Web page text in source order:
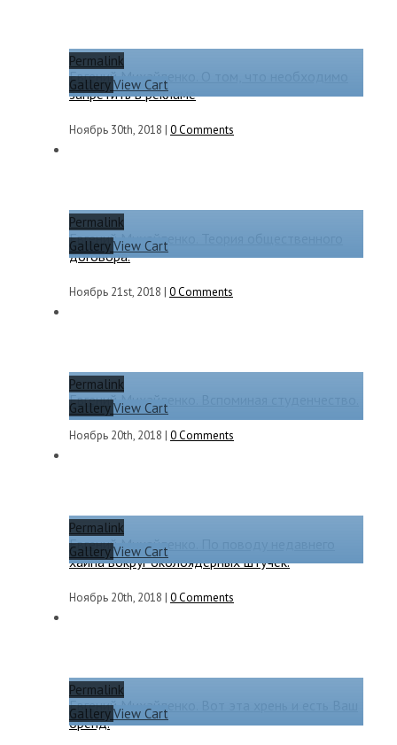
Permalink
GalleryView Cart
Евгений Михайленко. О том, что необходимо
запретить в рекламе
Ноябрь 30th, 2018 | 0 Comments
Permalink
GalleryView Cart
Евгений Михайленко. Теория общественного
договора.
Ноябрь 21st, 2018 | 0 Comments
Permalink
GalleryView Cart
Евгений Михайленко. Вспоминая студенчество.
Ноябрь 20th, 2018 | 0 Comments
Permalink
GalleryView Cart
Евгений Михайленко. По поводу недавнего
хайпа вокруг околоядерных штучек.
Ноябрь 20th, 2018 | 0 Comments
Permalink
GalleryView Cart
Евгений Михайленко. Вот эта хрень и есть Ваш
бренд.